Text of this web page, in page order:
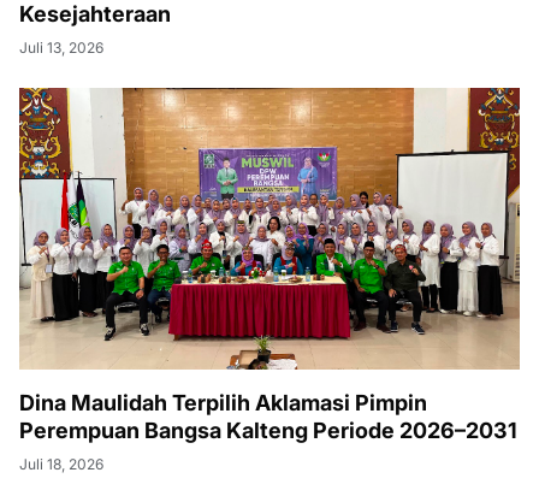
Kesejahteraan
Juli 13, 2026
Dina Maulidah Terpilih Aklamasi Pimpin
Perempuan Bangsa Kalteng Periode 2026–2031
Juli 18, 2026